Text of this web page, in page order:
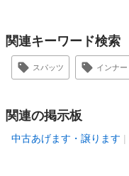
関連キーワード検索
スパッツ インナー
関連の掲示板
中古あげます・譲ります